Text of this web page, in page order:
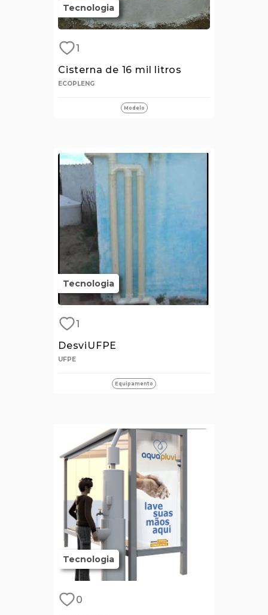
Tecnologia
1
Cisterna de 16 mil litros
ECOPLENG
Modelo
Tecnologia
1
DesviUFPE
UFPE
Equipamento
Tecnologia
0